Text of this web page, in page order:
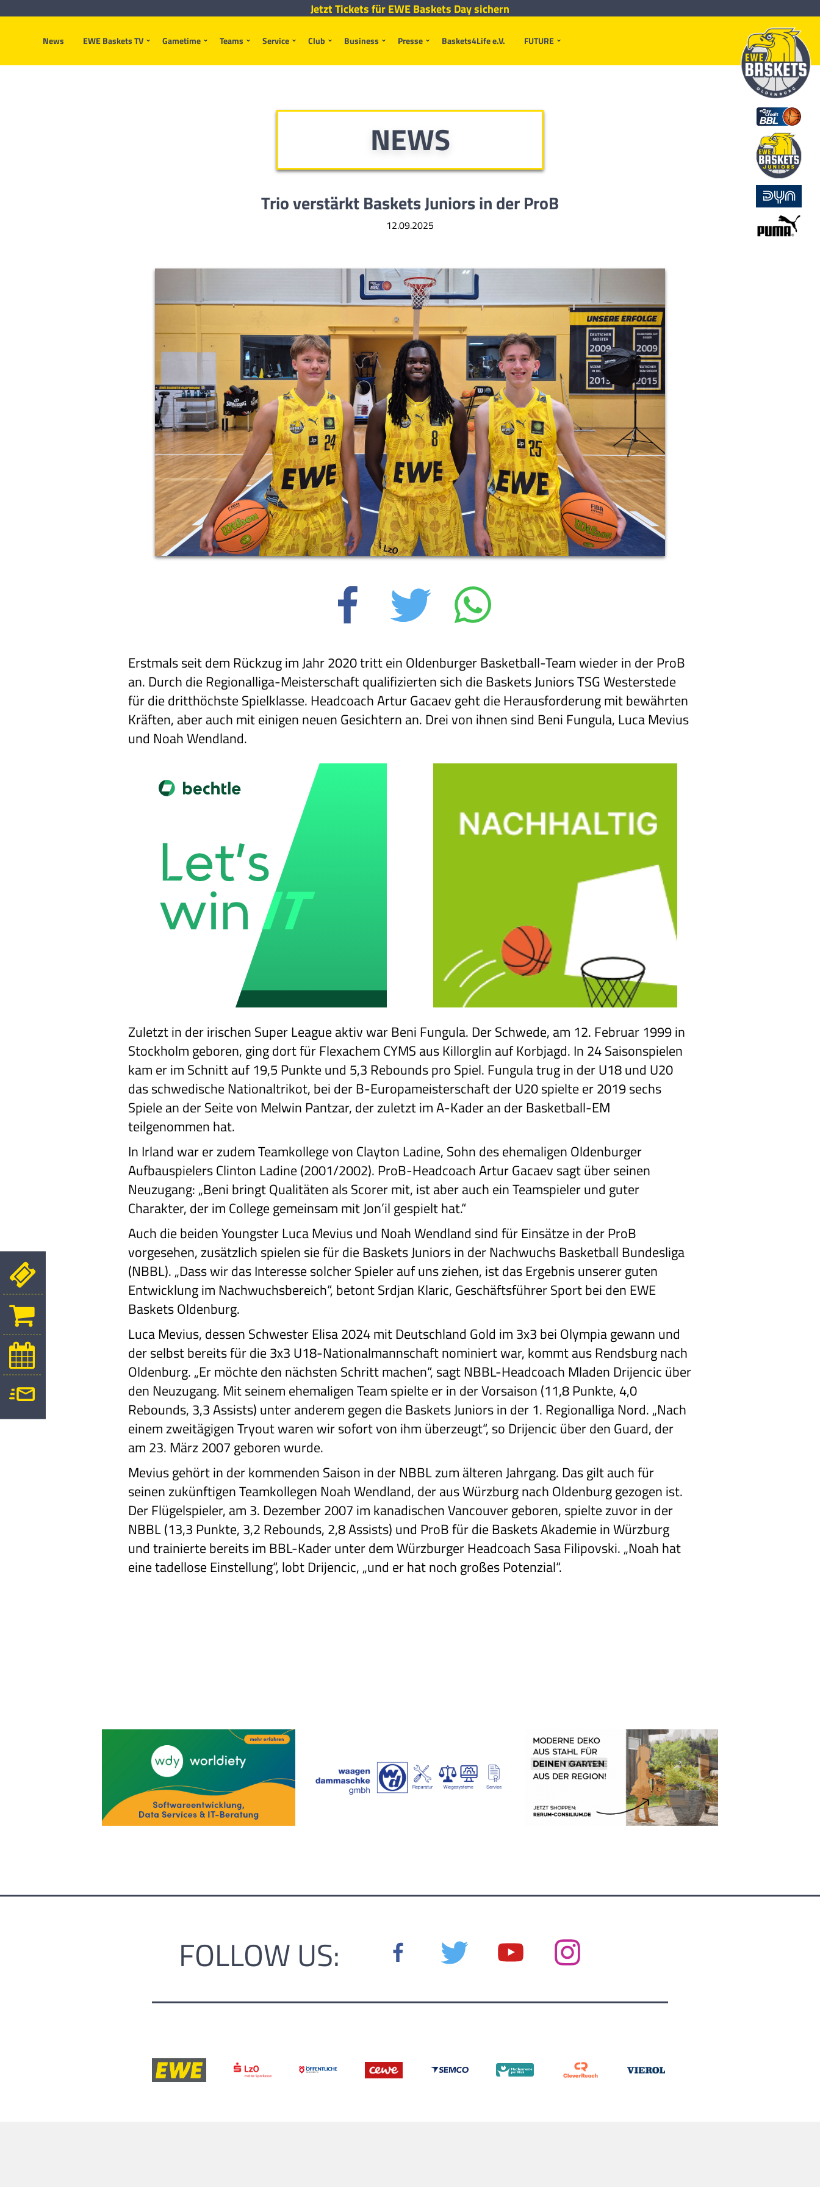
News EWE Baskets TV Gametime Teams Service Club Business Presse Baskets4Life e.V. FUTURE
Jetzt Tickets für EWE Baskets Day sichern
NEWS
Trio verstärkt Baskets Juniors in der ProB
12.09.2025
Erstmals seit dem Rückzug im Jahr 2020 tritt ein Oldenburger Basketball-Team wieder in der ProB
an. Durch die Regionalliga-Meisterschaft qualifizierten sich die Baskets Juniors TSG Westerstede
für die dritthöchste Spielklasse. Headcoach Artur Gacaev geht die Herausforderung mit bewährten
Kräften, aber auch mit einigen neuen Gesichtern an. Drei von ihnen sind Beni Fungula, Luca Mevius
und Noah Wendland.
Zuletzt in der irischen Super League aktiv war Beni Fungula. Der Schwede, am 12. Februar 1999 in
Stockholm geboren, ging dort für Flexachem CYMS aus Killorglin auf Korbjagd. In 24 Saisonspielen
kam er im Schnitt auf 19,5 Punkte und 5,3 Rebounds pro Spiel. Fungula trug in der U18 und U20
das schwedische Nationaltrikot, bei der B-Europameisterschaft der U20 spielte er 2019 sechs
Spiele an der Seite von Melwin Pantzar, der zuletzt im A-Kader an der Basketball-EM
teilgenommen hat.
In Irland war er zudem Teamkollege von Clayton Ladine, Sohn des ehemaligen Oldenburger
Aufbauspielers Clinton Ladine (2001/2002). ProB-Headcoach Artur Gacaev sagt über seinen
Neuzugang: „Beni bringt Qualitäten als Scorer mit, ist aber auch ein Teamspieler und guter
Charakter, der im College gemeinsam mit Jon’il gespielt hat.“
Auch die beiden Youngster Luca Mevius und Noah Wendland sind für Einsätze in der ProB
vorgesehen, zusätzlich spielen sie für die Baskets Juniors in der Nachwuchs Basketball Bundesliga
(NBBL). „Dass wir das Interesse solcher Spieler auf uns ziehen, ist das Ergebnis unserer guten
Entwicklung im Nachwuchsbereich“, betont Srdjan Klaric, Geschäftsführer Sport bei den EWE
Baskets Oldenburg.
Luca Mevius, dessen Schwester Elisa 2024 mit Deutschland Gold im 3x3 bei Olympia gewann und
der selbst bereits für die 3x3 U18-Nationalmannschaft nominiert war, kommt aus Rendsburg nach
Oldenburg. „Er möchte den nächsten Schritt machen“, sagt NBBL-Headcoach Mladen Drijencic über
den Neuzugang. Mit seinem ehemaligen Team spielte er in der Vorsaison (11,8 Punkte, 4,0
Rebounds, 3,3 Assists) unter anderem gegen die Baskets Juniors in der 1. Regionalliga Nord. „Nach
einem zweitägigen Tryout waren wir sofort von ihm überzeugt“, so Drijencic über den Guard, der
am 23. März 2007 geboren wurde.
Mevius gehört in der kommenden Saison in der NBBL zum älteren Jahrgang. Das gilt auch für
seinen zukünftigen Teamkollegen Noah Wendland, der aus Würzburg nach Oldenburg gezogen ist.
Der Flügelspieler, am 3. Dezember 2007 im kanadischen Vancouver geboren, spielte zuvor in der
NBBL (13,3 Punkte, 3,2 Rebounds, 2,8 Assists) und ProB für die Baskets Akademie in Würzburg
und trainierte bereits im BBL-Kader unter dem Würzburger Headcoach Sasa Filipovski. „Noah hat
eine tadellose Einstellung“, lobt Drijencic, „und er hat noch großes Potenzial“.
FOLLOW US: